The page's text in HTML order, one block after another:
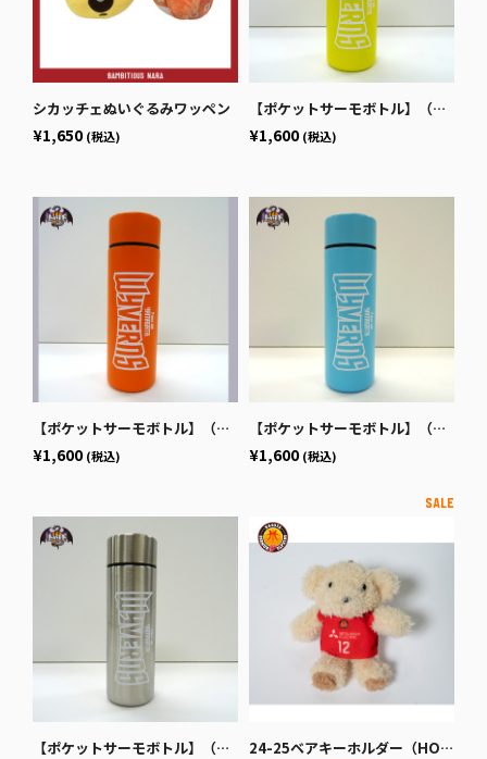
シカッチェぬいぐるみワッペン
¥1,650 (税込)
【ポケットサーモボトル】（イエロー）
¥1,600 (税込)
【ポケットサーモボトル】（オレンジ）
¥1,600 (税込)
【ポケットサーモボトル】（ブルー）
¥1,600 (税込)
【ポケットサーモボトル】（シルバー） 24-25ベアキーホルダー（HOME）